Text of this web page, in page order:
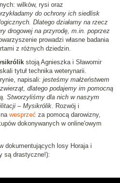
wilków, rysi oraz
do ochrony ich siedlisk
Dlatego działamy na rzecz
drogowej na przyrodę, m.in. poprzez
prowadzi własne badania
z różnych dziedzin.
stoją Agnieszka i Sławomir
tytuł technika weterynarii.
napisali: jesteśmy małżeństwem
dlatego podajemy im pomocną
Stworzyliśmy dla nich w naszym
– Mysikrólik . Rozwój i
wesprzeć za pomocą darowizny,
dokonywanych w online'owym
dokumentujących losy Horaja i
są drastyczne!):